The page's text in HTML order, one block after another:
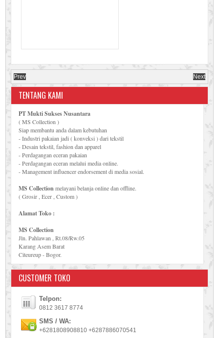
Prev Next
TENTANG KAMI
PT Mukti Sukses Nusantara
( MS Collection )
Siap membantu anda dalam kebutuhan
- Industri pakaian jadi ( konveksi ) dari tekstil
- Desain tekstil, fashion dan apparel
- Perdagangan eceran pakaian
- Perdagangan eceran melalui media online.
- Management influencer endorsement di media sosial.
MS Collectionmelayani belanja online dan offline.
( Grosir , Ecer , Custom )
Alamat Toko :
MS Collection
Jln. Pahlawan , Rt.08/Rw.05
Karang Asem Barat
Citeureup - Bogor.
CUSTOMER TOKO
Telpon:
0812 3617 8774
SMS / WA:
+6281808908810 +6287886070541